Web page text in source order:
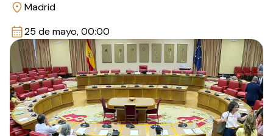
Madrid
25 de mayo, 00:00